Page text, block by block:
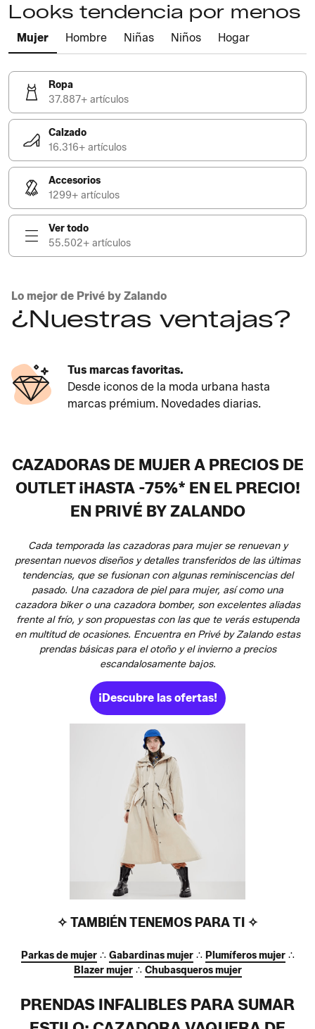
Looks tendencia por menos
Mujer Hombre Niñas Niños Hogar
Ropa
37.887+ artículos
Calzado
16.316+ artículos
Accesorios
1299+ artículos
Ver todo
55.502+ artículos
Lo mejor de Privé by Zalando
¿Nuestras ventajas?
Tus marcas favoritas.
Desde iconos de la moda urbana hasta
marcas prémium. Novedades diarias.
CAZADORAS DE MUJER A PRECIOS DE
OUTLET ¡HASTA -75%* EN EL PRECIO!
EN PRIVÉ BY ZALANDO
Cada temporada las cazadoras para mujer se renuevan y
presentan nuevos diseños y detalles transferidos de las últimas
tendencias, que se fusionan con algunas reminiscencias del
pasado. Una cazadora de piel para mujer, así como una
cazadora biker o una cazadora bomber, son excelentes aliadas
frente al frío, y son propuestas con las que te verás estupenda
en multitud de ocasiones. Encuentra en Privé by Zalando estas
prendas básicas para el otoño y el invierno a precios
escandalosamente bajos.
¡Descubre las ofertas!
✧ TAMBIÉN TENEMOS PARA TI ✧
Parkas de mujer∴ Gabardinas mujer∴ Plumíferos mujer∴
Blazer mujer∴ Chubasqueros mujer
PRENDAS INFALIBLES PARA SUMAR